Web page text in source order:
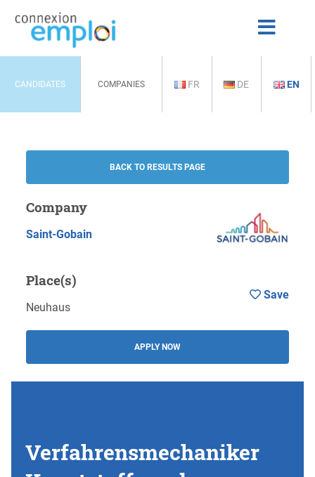
CANDIDATES COMPANIES FR DE EN
BACK TO RESULTS PAGE
Company
Saint-Gobain
Place(s)
Neuhaus
APPLY NOW
Save
Verfahrensmechaniker